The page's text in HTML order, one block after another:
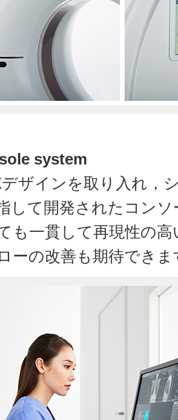
system
ザインを取り入れ，
して開発されたコン
も一貫して再現性の
ーの改善も期待できま